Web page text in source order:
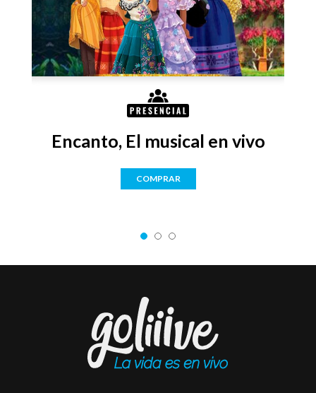
Encanto, El musical en vivo
COMPRAR